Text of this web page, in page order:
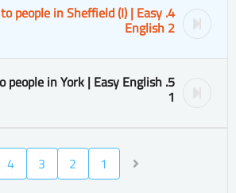
to people in Sheffield (I) | Easy
English 2
people in York | Easy English
1
1
2
3
4